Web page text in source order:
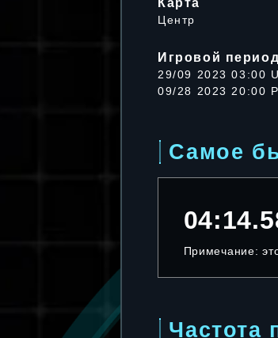
Центр
Игровой период
29/09 2023 03:00
09/28 2023 20:00
Самое
Примечание:
Частота